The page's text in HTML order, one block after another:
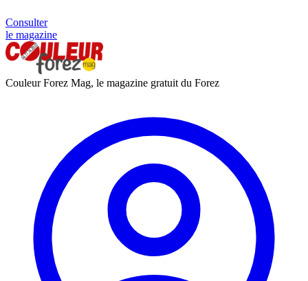
Consulter
le magazine
Couleur Forez Mag, le magazine gratuit du Forez